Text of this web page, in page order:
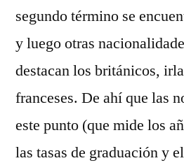
segundo término se
y luego otras
destacan los británicos,
franceses. De ahí que las
este punto (que mide los
las tasas de graduación y